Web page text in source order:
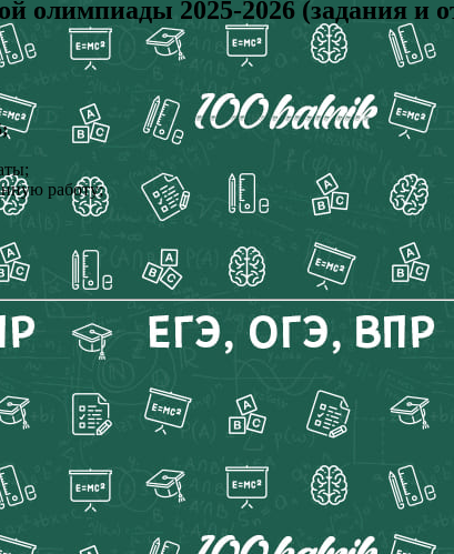
2025-2026 (задания и
работу;